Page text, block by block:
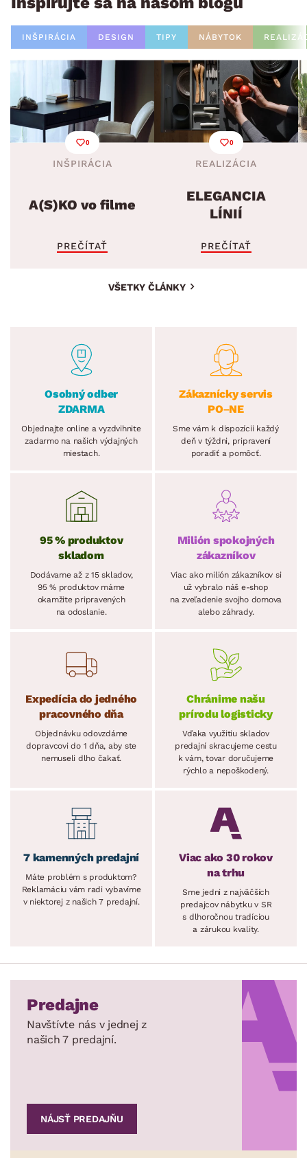
INŠPIRÁCIA DESIGN TIPY NÁBYTOK
0
INŠPIRÁCIA
A(S)KO vo filme
PREČÍTAŤ
0
REALIZÁCIA
ELEGANCIA
LÍNIÍ
PREČÍTAŤ
VŠETKY ČLÁNKY
Osobný odber
ZDARMA
Objednajte online a vyzdvihnite
zadarmo na našich výdajných
miestach.
Zákaznícky servis
PO–NE
Sme vám k dispozícii každý
deň v týždni, pripravení
poradiť a pomôcť.
95 % produktov
skladom
Dodávame až z 15 skladov,
95 % produktov máme
okamžite pripravených
na odoslanie.
Milión spokojných
zákazníkov
Viac ako milión zákazníkov si
už vybralo náš e-shop
na zveľadenie svojho domova
alebo záhrady.
Expedícia do jedného
pracovného dňa
Objednávku odovzdáme
dopravcovi do 1 dňa, aby ste
nemuseli dlho čakať.
Chránime našu
prírodu logisticky
Vďaka využitiu skladov
predajní skracujeme cestu
k vám, tovar doručujeme
rýchlo a nepoškodený.
7 kamenných predajní
Máte problém s produktom?
Reklamáciu vám radi vybavíme
v niektorej z našich 7 predajní.
Viac ako 30 rokov
na trhu
Sme jedni z najväčších
predajcov nábytku v SR
s dlhoročnou tradíciou
a zárukou kvality.
Predajne
Navštívte nás v jednej z
našich 7 predajní.
NÁJSŤ PREDAJŇU